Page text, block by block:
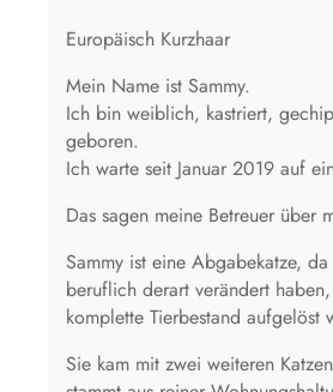
Europäisch Kurzhaar
Mein Name ist Sammy.
Ich bin weiblich, kastriert,
geboren.
Ich warte seit Januar 2019 auf
Das sagen meine Betreuer über
Sammy ist eine Abgabekatze,
beruflich derart verändert
komplette Tierbestand aufgelöst
Sie kam mit zwei weiteren